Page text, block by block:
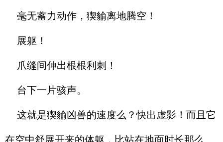
毫无蓄力动作，猰貐离地腾空！
展躯！
爪缝间伸出根根利刺！
台下一片骇声。
这就是猰貐凶兽的速度么？快出虚影！而且它
在空中舒展开来的体躯，比站在地面时长那么